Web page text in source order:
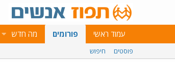
עמוד ראשי פורומים מה חדש
פוסטים חיפוש